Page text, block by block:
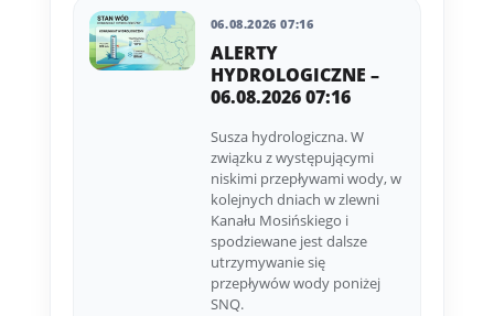
06.08.2026 07:16
ALERTY
HYDROLOGICZNE –
06.08.2026 07:16
Susza hydrologiczna. W
związku z występującymi
niskimi przepływami wody, w
kolejnych dniach w zlewni
Kanału Mosińskiego i
spodziewane jest dalsze
utrzymywanie się
przepływów wody poniżej
SNQ.